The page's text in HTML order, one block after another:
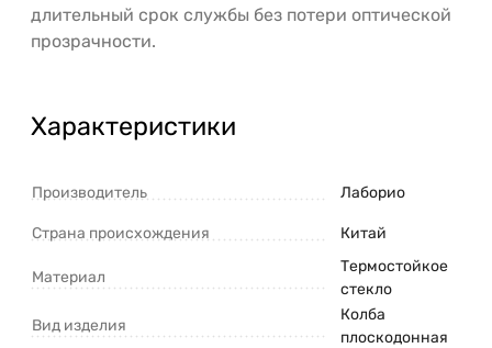
длительный срок службы без потери оптической
прозрачности.
Характеристики
Производитель Лаборио
Страна происхождения Китай
Материал
Термостойкое
стекло
Вид изделия
Колба
плоскодонная